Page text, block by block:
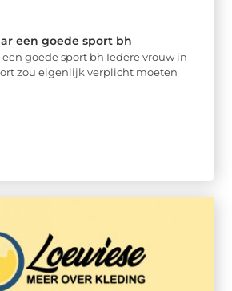
een goede sport bh
goede sport bh Iedere vrouw in
zou eigenlijk verplicht moeten